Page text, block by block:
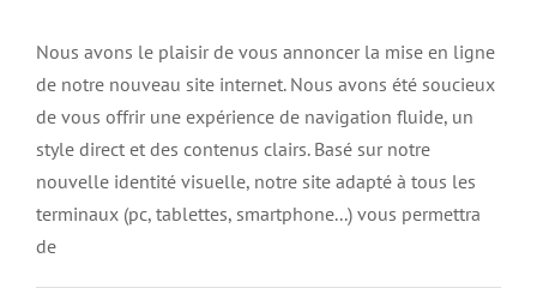
Nous avons le plaisir de vous annoncer la mise en ligne
de notre nouveau site internet. Nous avons été soucieux
de vous offrir une expérience de navigation fluide, un
style direct et des contenus clairs. Basé sur notre
nouvelle identité visuelle, notre site adapté à tous les
terminaux (pc, tablettes, smartphone...) vous permettra
de